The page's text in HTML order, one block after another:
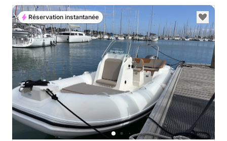
Réservation instantanée